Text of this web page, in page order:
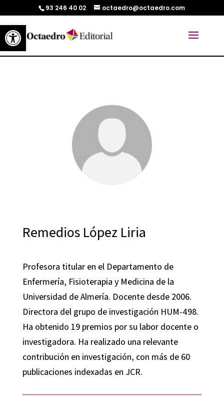
Abrir barra de herramientas
93 246 40 02 octaedro@octaedro.com
Remedios López Liria
Profesora titular en el Departamento de
Enfermería, Fisioterapia y Medicina de la
Universidad de Almería. Docente desde 2006.
Directora del grupo de investigación HUM-498.
Ha obtenido 19 premios por su labor docente o
investigadora. Ha realizado una relevante
contribución en investigación, con más de 60
publicaciones indexadas en JCR.